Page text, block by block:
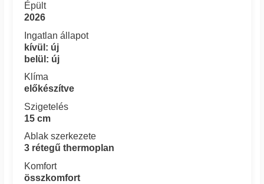
Épült
2026
Ingatlan állapot
kívül: új
belül: új
Klíma
előkészítve
Szigetelés
15 cm
Ablak szerkezete
3 rétegű thermoplan
Komfort
összkomfort